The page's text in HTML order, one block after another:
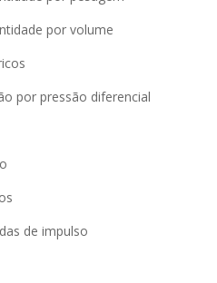
por volume
por pressão diferencial
de impulso